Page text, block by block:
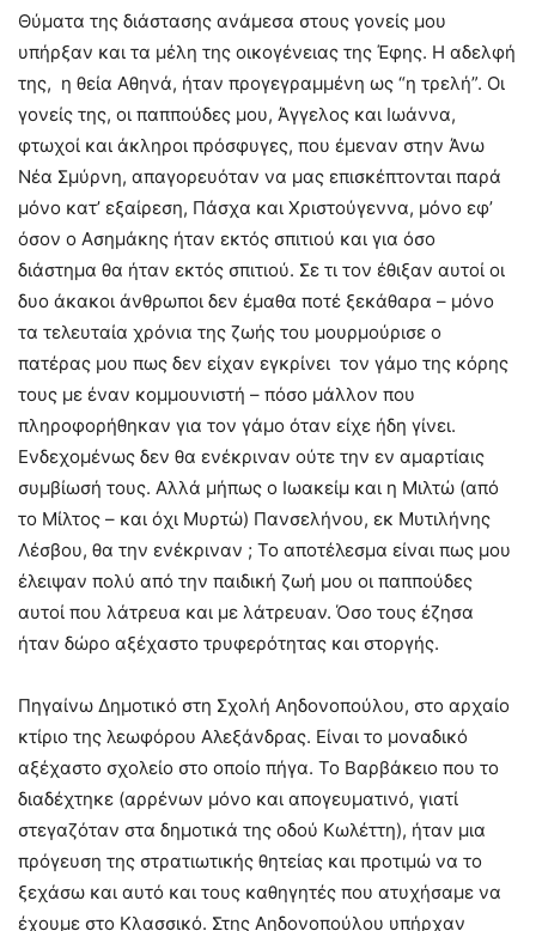
Θύματα της διάστασης ανάμεσα στους γονείς μου
υπήρξαν και τα μέλη της οικογένειας της Έφης. Η αδελφή
της, η θεία Αθηνά, ήταν προγεγραμμένη ως “η τρελή”. Οι
γονείς της, οι παππούδες μου, Άγγελος και Ιωάννα,
φτωχοί και άκληροι πρόσφυγες, που έμεναν στην Άνω
Νέα Σμύρνη, απαγορευόταν να μας επισκέπτονται παρά
μόνο κατ’ εξαίρεση, Πάσχα και Χριστούγεννα, μόνο εφ’
όσον ο Ασημάκης ήταν εκτός σπιτιού και για όσο
διάστημα θα ήταν εκτός σπιτιού. Σε τι τον έθιξαν αυτοί οι
δυο άκακοι άνθρωποι δεν έμαθα ποτέ ξεκάθαρα – μόνο
τα τελευταία χρόνια της ζωής του μουρμούρισε ο
πατέρας μου πως δεν είχαν εγκρίνει τον γάμο της κόρης
τους με έναν κομμουνιστή – πόσο μάλλον που
πληροφορήθηκαν για τον γάμο όταν είχε ήδη γίνει.
Ενδεχομένως δεν θα ενέκριναν ούτε την εν αμαρτίαις
συμβίωσή τους. Αλλά μήπως ο Ιωακείμ και η Μιλτώ (από
το Μίλτος – και όχι Μυρτώ) Πανσελήνου, εκ Μυτιλήνης
Λέσβου, θα την ενέκριναν ; Το αποτέλεσμα είναι πως μου
έλειψαν πολύ από την παιδική ζωή μου οι παππούδες
αυτοί που λάτρευα και με λάτρευαν. Όσο τους έζησα
ήταν δώρο αξέχαστο τρυφερότητας και στοργής.
Πηγαίνω Δημοτικό στη Σχολή Αηδονοπούλου, στο αρχαίο
κτίριο της λεωφόρου Αλεξάνδρας. Είναι το μοναδικό
αξέχαστο σχολείο στο οποίο πήγα. Το Βαρβάκειο που το
διαδέχτηκε (αρρένων μόνο και απογευματινό, γιατί
στεγαζόταν στα δημοτικά της οδού Κωλέττη), ήταν μια
πρόγευση της στρατιωτικής θητείας και προτιμώ να το
ξεχάσω και αυτό και τους καθηγητές που ατυχήσαμε να
έχουμε στο Κλασσικό. Στης Αηδονοπούλου υπήρχαν